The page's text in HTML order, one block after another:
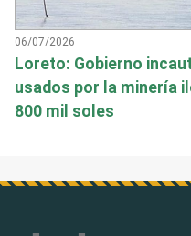
06/07/2026
Loreto: Gobierno
usados por la minería
800 mil soles